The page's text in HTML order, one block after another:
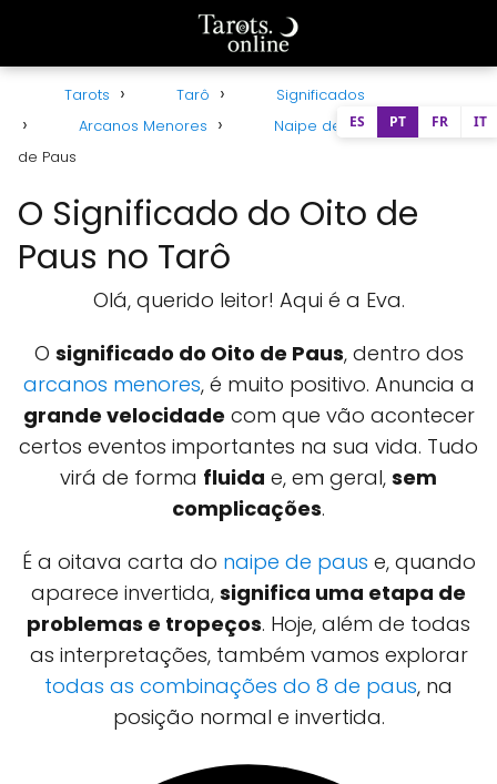
Tarots Tarô
Significados
Arcanos Menores
Naipe de Paus
Oito
de Paus
O Significado do Oito de
Paus no Tarô
Olá, querido leitor! Aqui é a Eva.
O significado do Oito de Paus, dentro dos
arcanos menores, é muito positivo. Anuncia a
grande velocidade com que vão acontecer
certos eventos importantes na sua vida. Tudo
virá de forma fluida e, em geral, sem
complicações.
É a oitava carta do naipe de paus e, quando
aparece invertida, significa uma etapa de
problemas e tropeços. Hoje, além de todas
as interpretações, também vamos explorar
todas as combinações do 8 de paus, na
posição normal e invertida.
ES PT FR IT